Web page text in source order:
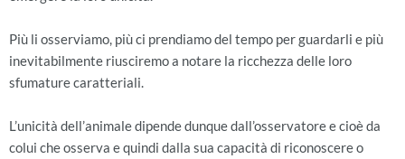
Più li osserviamo, più ci prendiamo del tempo per guardarli e più
inevitabilmente riusciremo a notare la ricchezza delle loro
sfumature caratteriali.
L’unicità dell’animale dipende dunque dall’osservatore e cioè da
colui che osserva e quindi dalla sua capacità di riconoscere o